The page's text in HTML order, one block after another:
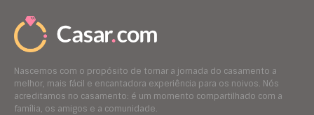
Nascemos com o propósito de tornar a jornada do casamento a
melhor, mais fácil e encantadora experiência para os noivos. Nós
acreditamos no casamento: é um momento compartilhado com a
família, os amigos e a comunidade.